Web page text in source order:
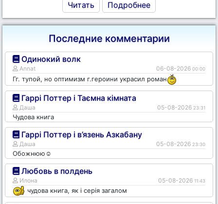
Читать Подробнее
Последние комментарии
Одинокий волк
Annat 06-08-2026 00:00
Гг. тупой, но оптимизм г.героини украсил роман
Гаррі Поттер і Таємна кімната
Даша 05-08-2026 23:31
Чудова книга
Гаррі Поттер і в’язень Азкабану
Даша 05-08-2026 23:30
Обожнюю☺️
Любовь в полдень
Илона 05-08-2026 11:43
чудова книга, як і серія загалом